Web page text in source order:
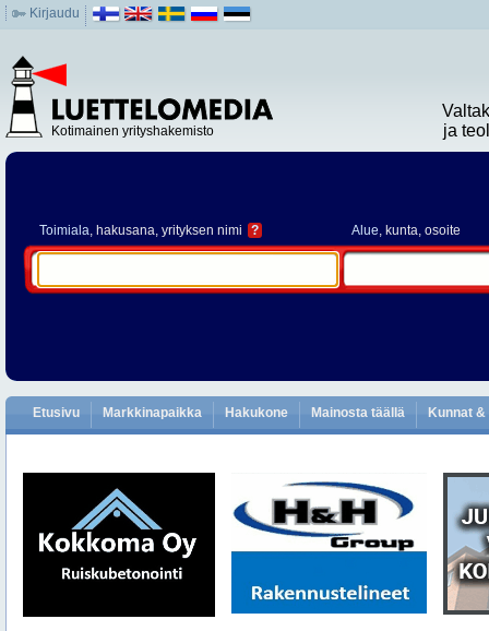
Kirjaudu
Kotimainen yrityshakemisto
ja
Toimiala, hakusana, yrityksen nimi ? Alue, kunta, osoite
Etusivu Markkinapaikka Hakukone Mainosta täällä Kunnat